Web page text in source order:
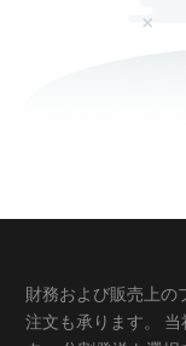
財務および販売上の
注文も承ります。